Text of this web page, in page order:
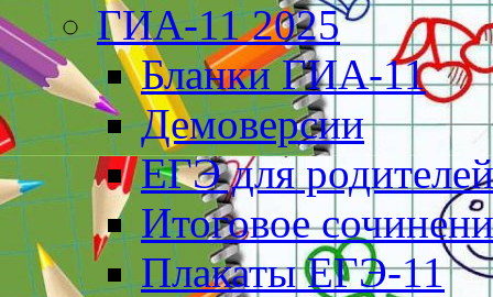
ГИА-11 2025
Бланки ГИА-11
Демоверсии
ЕГЭ для родителей
Итоговое
Плакаты ЕГЭ-11